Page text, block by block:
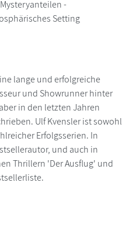
-
Setting
lange und erfolgreiche
und Showrunner hinter
in den letzten Jahren
Ulf Kvensler ist sowohl
Erfolgsserien. In
und auch in
Thrillern 'Der Ausflug' und